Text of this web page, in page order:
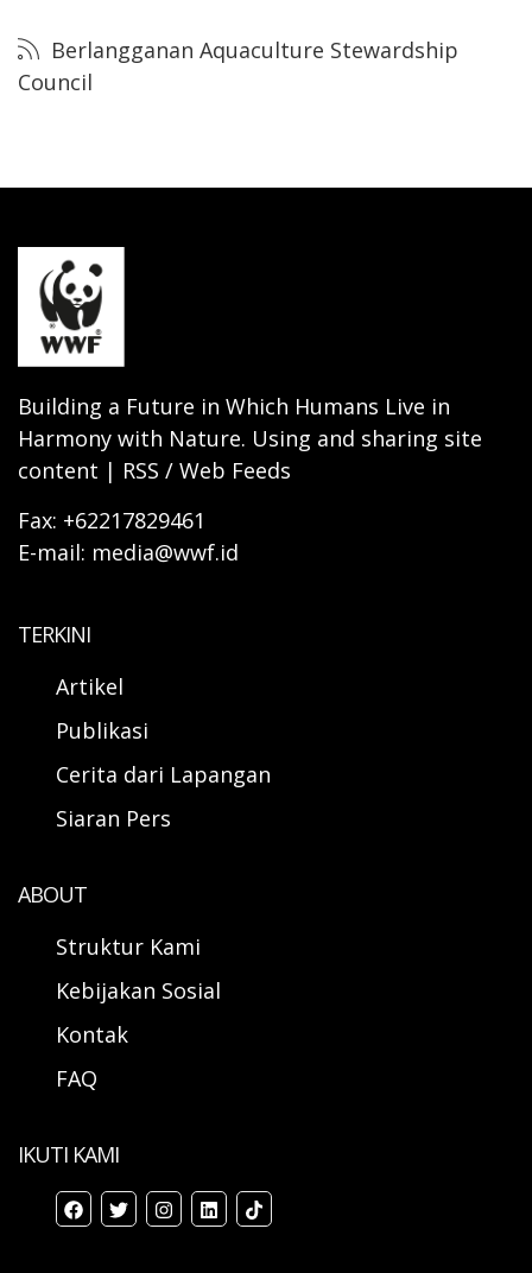
Berlangganan Aquaculture Stewardship
Council
Building a Future in Which Humans Live in
Harmony with Nature. Using and sharing site
content | RSS / Web Feeds
Fax: +62217829461
E-mail: media@wwf.id
TERKINI
Artikel
Publikasi
Cerita dari Lapangan
Siaran Pers
ABOUT
Struktur Kami
Kebijakan Sosial
Kontak
FAQ
IKUTI KAMI